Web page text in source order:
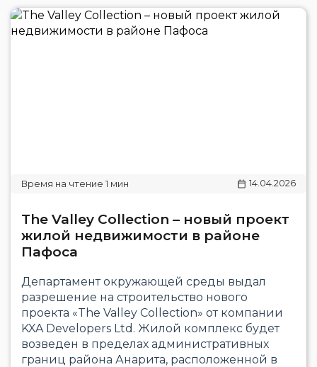
14.04.2026
The Valley Collection – новый проект
жилой недвижимости в районе
Пафоса
Департамент окружающей среды выдал
разрешение на строительство нового
проекта «The Valley Collection» от компании
KXA Developers Ltd. Жилой комплекс будет
возведен в пределах административных
границ района Анарита, расположенной в